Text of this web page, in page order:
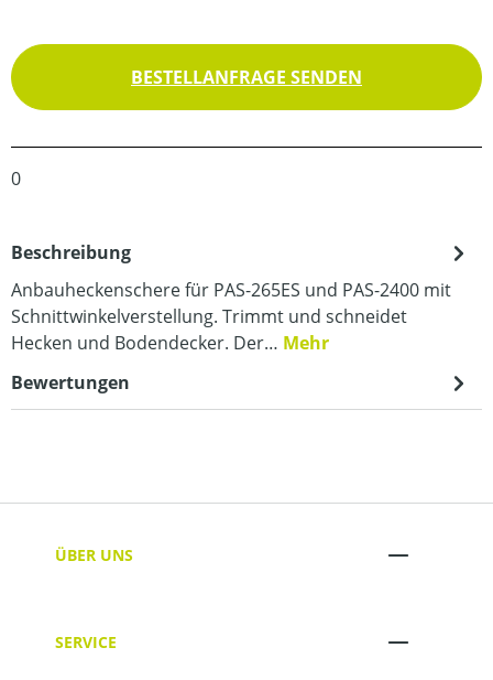
BESTELLANFRAGE SENDEN
0
Beschreibung
Anbauheckenschere für PAS-265ES und PAS-2400 mit
Schnittwinkelverstellung. Trimmt und schneidet
Hecken und Bodendecker. Der… Mehr
Bewertungen
ÜBER UNS
SERVICE